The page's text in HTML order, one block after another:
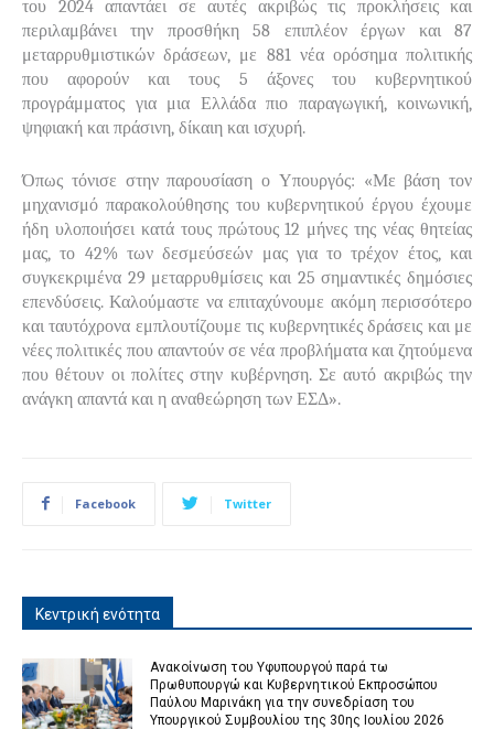
του 2024 απαντάει σε αυτές ακριβώς τις προκλήσεις και
περιλαμβάνει την προσθήκη 58 επιπλέον έργων και 87
μεταρρυθμιστικών δράσεων, με 881 νέα ορόσημα πολιτικής
που αφορούν και τους 5 άξονες του κυβερνητικού
προγράμματος για μια Ελλάδα πιο παραγωγική, κοινωνική,
ψηφιακή και πράσινη, δίκαιη και ισχυρή.
Όπως τόνισε στην παρουσίαση ο Υπουργός: «Με βάση τον
μηχανισμό παρακολούθησης του κυβερνητικού έργου έχουμε
ήδη υλοποιήσει κατά τους πρώτους 12 μήνες της νέας θητείας
μας, το 42% των δεσμεύσεών μας για το τρέχον έτος, και
συγκεκριμένα 29 μεταρρυθμίσεις και 25 σημαντικές δημόσιες
επενδύσεις. Καλούμαστε να επιταχύνουμε ακόμη περισσότερο
και ταυτόχρονα εμπλουτίζουμε τις κυβερνητικές δράσεις και με
νέες πολιτικές που απαντούν σε νέα προβλήματα και ζητούμενα
που θέτουν οι πολίτες στην κυβέρνηση. Σε αυτό ακριβώς την
ανάγκη απαντά και η αναθεώρηση των ΕΣΔ».
Facebook Twitter
Κεντρική ενότητα
Ανακοίνωση του Υφυπουργού παρά τω
Πρωθυπουργώ και Κυβερνητικού Εκπροσώπου
Παύλου Μαρινάκη για την συνεδρίαση του
Υπουργικού Συμβουλίου της 30ης Ιουλίου 2026